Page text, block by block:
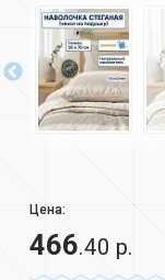
Цена:
466.40 р.